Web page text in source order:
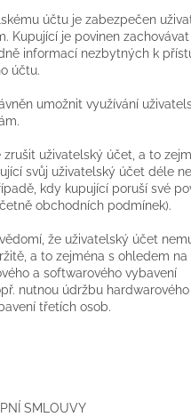
účtu je zabezpečen
Kupující je povinen zachovávat
informací nezbytných k
účtu.
umožnit využívání
zrušit uživatelský účet, a to
svůj uživatelský účet déle
kdy kupující poruší své
obchodních podmínek).
že uživatelský účet
a to zejména s ohledem na
a softwarového vybavení
nutnou údržbu hardwarového
třetích osob.
SMLOUVY